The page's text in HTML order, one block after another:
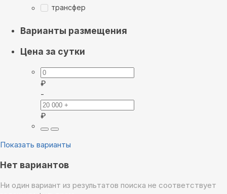
трансфер
Варианты размещения
Цена за сутки
₽
-
₽
Показать варианты
Нет вариантов
Ни один вариант из результатов поиска не соответствует